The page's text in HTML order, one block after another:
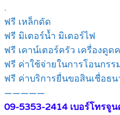
.
ฟรี เหล็กดัด
ฟรี มิเตอร์น้ำ มิเตอร์ไฟ
ฟรี เคาน์เตอร์ครัว เครื่องดูด
ฟรี ค่าใช้จ่ายในการโอนกรร
ฟรี ค่าบริการยื่นขอสินเชื่อธน
—————
09-5353-2414 เบอร์โทรจูน